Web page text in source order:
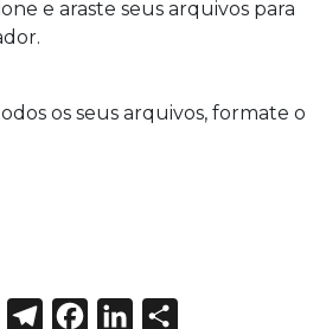
e araste seus arquivos para
os seus arquivos, formate o
WhatsApp
TelegramFacebook
LinkedIn